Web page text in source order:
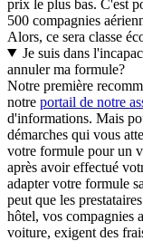
prix le plus bas. C'est
500 compagnies
Alors, ce sera classe
Je suis dans
annuler ma formule?
Notre première
notre portail de notre
d'informations. Mais
démarches qui vous
votre formule pour un
après avoir effectué
adapter votre formule
peut que les
hôtel, vos compagnies
voiture, exigent des